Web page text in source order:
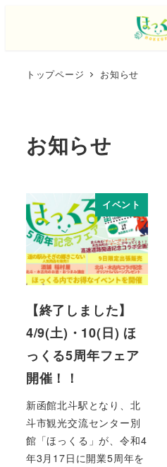
トップページ お知らせ
お知らせ
イベント
【終了しました】
4/9(土)・10(日) ほ
っくる5周年フェア
開催！！
新函館北斗駅となり、北
斗市観光交流センター別
館「ほっくる」が、令和4
年3月17日に開業5周年を